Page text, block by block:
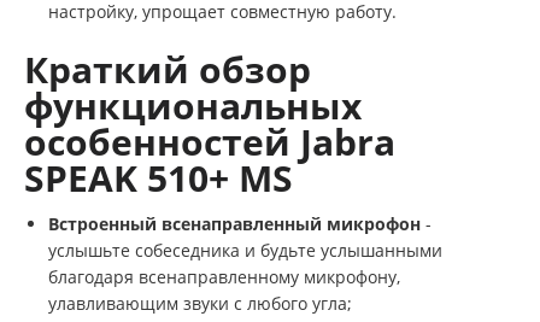
настройку, упрощает совместную работу.
Краткий обзор
функциональных
особенностей Jabra
SPEAK 510+ MS
Встроенный всенаправленный микрофон -
услышьте собеседника и будьте услышанными
благодаря всенаправленному микрофону,
улавливающим звуки с любого угла;